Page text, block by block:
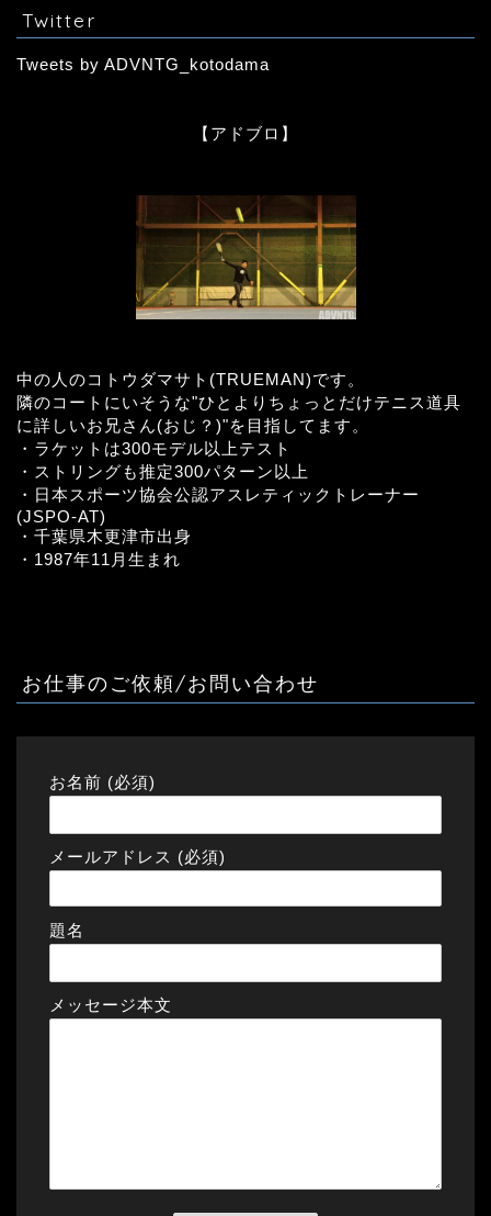
Twitter
Tweets by ADVNTG_kotodama
【アドブロ】
中の人のコトウダマサト(TRUEMAN)です。
隣のコートにいそうな"ひとよりちょっとだけテニス道具
に詳しいお兄さん(おじ？)"を目指してます。
・ラケットは300モデル以上テスト
・ストリングも推定300パターン以上
・日本スポーツ協会公認アスレティックトレーナー
(JSPO-AT)
・千葉県木更津市出身
・1987年11月生まれ
お仕事のご依頼/お問い合わせ
お名前 (必須)
メールアドレス (必須)
題名
メッセージ本文